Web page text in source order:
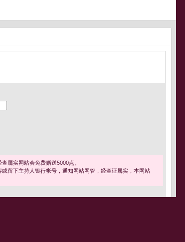
属实网站会免费赠送5000点。
留下主持人银行帐号，通知网站网管，经查证属实，本网站